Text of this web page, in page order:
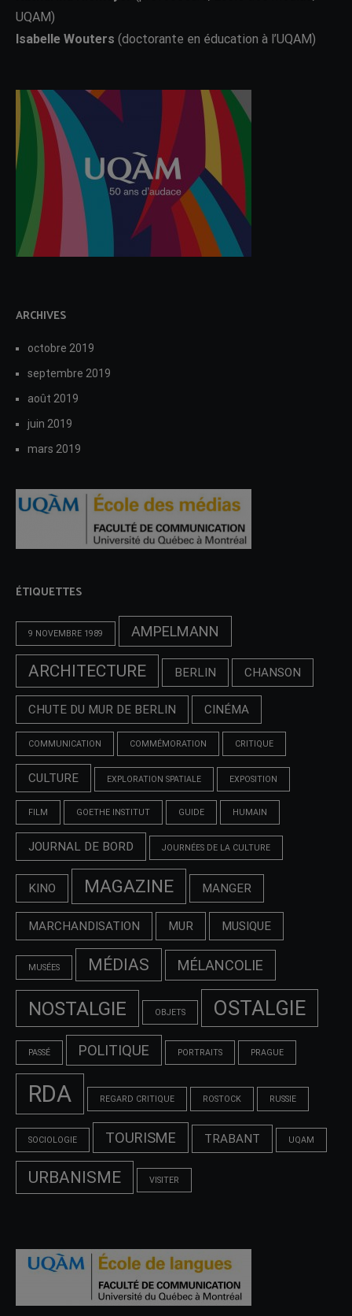
UQAM)
Isabelle Wouters (doctorante en éducation à l’UQAM)
ARCHIVES
octobre 2019
septembre 2019
août 2019
juin 2019
mars 2019
ÉTIQUETTES
9 NOVEMBRE 1989 AMPELMANN
ARCHITECTURE BERLIN CHANSON
CHUTE DU MUR DE BERLIN CINÉMA
COMMUNICATION COMMÉMORATION CRITIQUE
CULTURE EXPLORATION SPATIALE EXPOSITION
FILM GOETHE INSTITUT GUIDE HUMAIN
JOURNAL DE BORD JOURNÉES DE LA CULTURE
KINO MAGAZINE MANGER
MARCHANDISATION MUR MUSIQUE
MUSÉES MÉDIAS MÉLANCOLIE
NOSTALGIE OBJETS OSTALGIE
PASSÉ POLITIQUE PORTRAITS PRAGUE
RDA REGARD CRITIQUE ROSTOCK RUSSIE
SOCIOLOGIE TOURISME TRABANT UQAM
URBANISME VISITER